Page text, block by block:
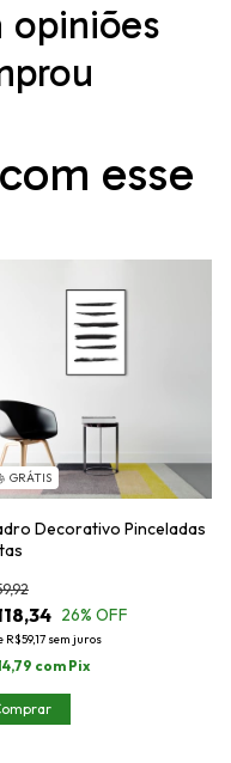
opiniões
esse
GRÁTIS
Decorativo Pinceladas
26% OFF
R$59,17 sem juros
com Pix